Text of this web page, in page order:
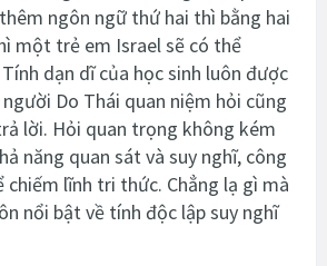
ngôn ngữ thứ hai thì bằng hai
một trẻ em Israel sẽ có thể
dạn dĩ của học sinh luôn được
Do Thái quan niệm hỏi cũng
lời. Hỏi quan trọng không kém
năng quan sát và suy nghĩ, công
chiếm lĩnh tri thức. Chẳng lạ gì mà
nổi bật về tính độc lập suy nghĩ